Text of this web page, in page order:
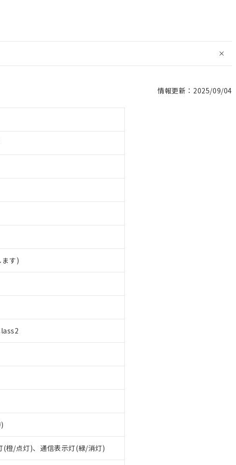
情報更新：2025/09/04
ます)
(橙/点灯)、通信表示灯(緑/消灯)
10物質）の非含有に対応した製品が提供可能な商品です。
物質）の非含有に対応した製品に切り替える予定のある商品です。
（10物質）の非含有に非対応の商品で、対応品を出す予定はありません。